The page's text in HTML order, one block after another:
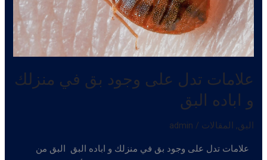
علامات تدل على وجود بق في منزلك
و اباده البق
البق, المقالات /
admin
علامات تدل على وجود بق في منزلك و اباده البق البق من